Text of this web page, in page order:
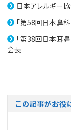
日本アレルギー
「第58回日本鼻
「第38回日本耳
会長
この記事がお役